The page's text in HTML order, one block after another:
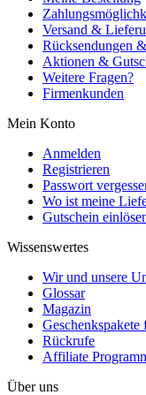
Versand &
Rücksendungen
Aktionen &
Weitere Fragen?
Firmenkunden
Mein Konto
Anmelden
Registrieren
Passwort
Wo ist meine
Gutschein
Wissenswertes
Wir und unsere
Glossar
Magazin
Rückrufe
Affiliate
Über uns